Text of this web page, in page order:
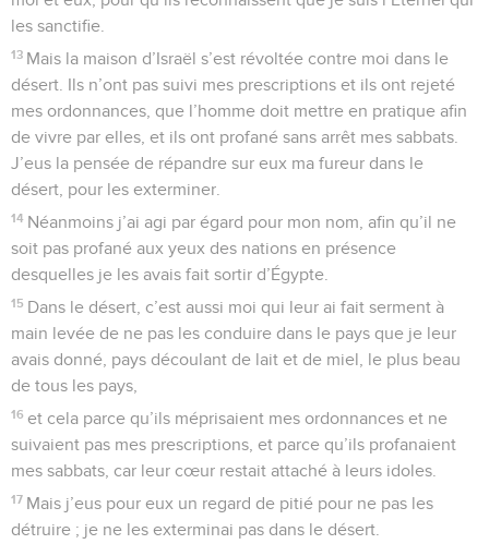
les sanctifie.
13 Mais la maison d’Israël s’est révoltée contre moi dans le
désert. Ils n’ont pas suivi mes prescriptions et ils ont rejeté
mes ordonnances, que l’homme doit mettre en pratique afin
de vivre par elles, et ils ont profané sans arrêt mes sabbats.
J’eus la pensée de répandre sur eux ma fureur dans le
désert, pour les exterminer.
14 Néanmoins j’ai agi par égard pour mon nom, afin qu’il ne
soit pas profané aux yeux des nations en présence
desquelles je les avais fait sortir d’Égypte.
15 Dans le désert, c’est aussi moi qui leur ai fait serment à
main levée de ne pas les conduire dans le pays que je leur
avais donné, pays découlant de lait et de miel, le plus beau
de tous les pays,
16 et cela parce qu’ils méprisaient mes ordonnances et ne
suivaient pas mes prescriptions, et parce qu’ils profanaient
mes sabbats, car leur cœur restait attaché à leurs idoles.
17 Mais j’eus pour eux un regard de pitié pour ne pas les
détruire ; je ne les exterminai pas dans le désert.